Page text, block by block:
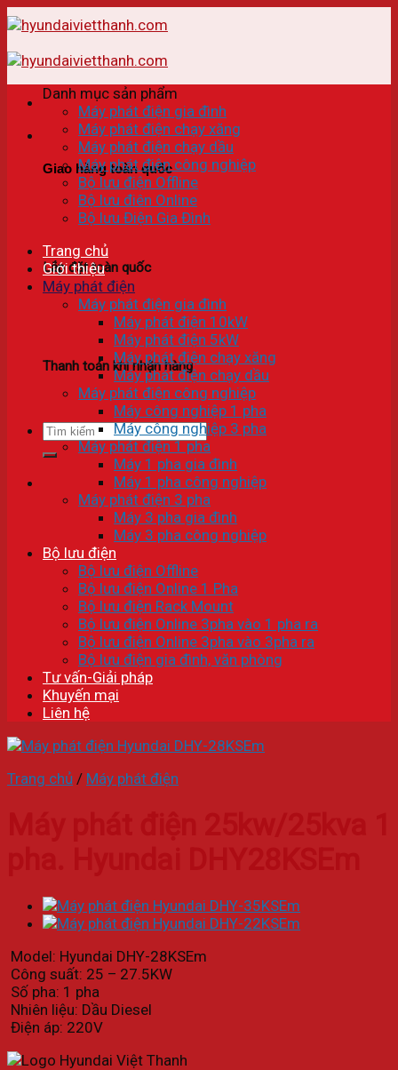
Skip
to
content
Giao hàng toàn quốc
Lắp đặt toàn quốc
Thanh toán khi nhận hàng
Tìm
kiếm:
Danh mục sản phẩm
Máy phát điện gia đình
Máy phát điện chạy xăng
Máy phát điện chạy dầu
Máy phát điện công nghiệp
Bộ lưu điện Offline
Bộ lưu điên Online
Bộ lưu Điện Gia Đình
Trang chủ
Giới thiệu
Máy phát điện
Máy phát điện gia đình
Máy phát điện 10kW
Máy phát điện 5kW
Máy phát điện chạy xăng
Máy phát điện chạy dầu
Máy phát điện công nghiệp
Máy công nghiệp 1 pha
Máy công nghiệp 3 pha
Máy phát điện 1 pha
Máy 1 pha gia đình
Máy 1 pha công nghiệp
Máy phát điện 3 pha
Máy 3 pha gia đình
Máy 3 pha công nghiệp
Bộ lưu điện
Bộ lưu điện Offline
Bộ lưu điện Online 1 Pha
Bộ lưu điện Rack Mount
Bộ lưu điện Online 3pha vào 1 pha ra
Bộ lưu điện Online 3pha vào 3pha ra
Bộ lưu điện gia đình, văn phòng
Tư vấn-Giải pháp
Khuyến mại
Liên hệ
Trang chủ / Máy phát điện
Model: Hyundai DHY-28KSEm
Công suất: 25 – 27.5KW
Số pha: 1 pha
Nhiên liệu: Dầu Diesel
Điện áp: 220V